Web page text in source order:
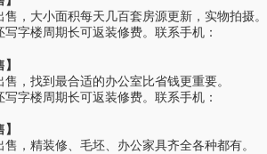
，大小面积每天几百套房源更新，实物拍摄。
字楼周期长可返装修费。联系手机：
，找到最合适的办公室比省钱更重要。
字楼周期长可返装修费。联系手机：
，精装修、毛坯、办公家具齐全各种都有。